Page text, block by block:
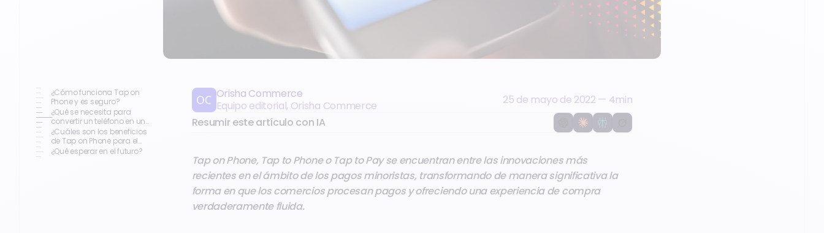
¿Cómo funciona Tap on
Phone y es seguro?
¿Qué se necesita para
convertir un teléfono en un
datáfono?
¿Cuáles son los beneficios
de Tap on Phone para el
comerciante?
¿Qué esperar en el futuro?
Orisha Commerce
Equipo editorial, Orisha Commerce
25 de mayo de 2022— 4min
Resumir este artículo con IA
Tap on Phone, Tap to Phone o Tap to Pay se encuentran entre las innovaciones más
recientes en el ámbito de los pagos minoristas, transformando de manera significativa la
forma en que los comercios procesan pagos y ofreciendo una experiencia de compra
verdaderamente fluida.